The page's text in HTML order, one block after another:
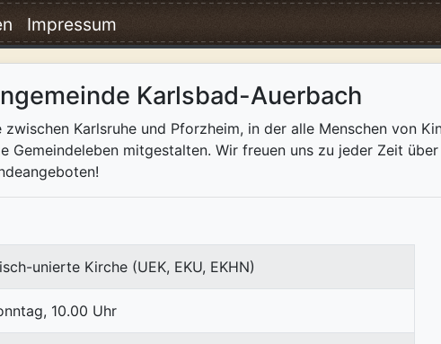
Impressum
Karlsbad-Auerbach
Karlsruhe und Pforzheim, in der alle Menschen von
Gemeindeleben mitgestalten. Wir freuen uns zu jeder Zeit
unierte Kirche (UEK, EKU, EKHN)
10.00 Uhr